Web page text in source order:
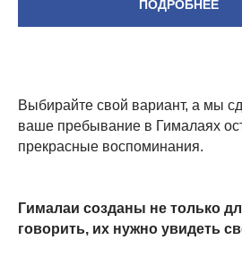
ПОДРОБНЕЕ
Выбирайте свой вариант, а мы
ваше пребывание в Гималаях
прекрасные воспоминания.
Гималаи созданы не только
говорить, их нужно увидеть